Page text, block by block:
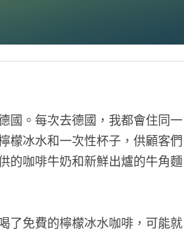
國。每次去德國，我都會住同一
檬冰水和一次性杯子，供顧客們
的咖啡牛奶和新鮮出爐的牛角麵
了免費的檸檬冰水咖啡，可能就